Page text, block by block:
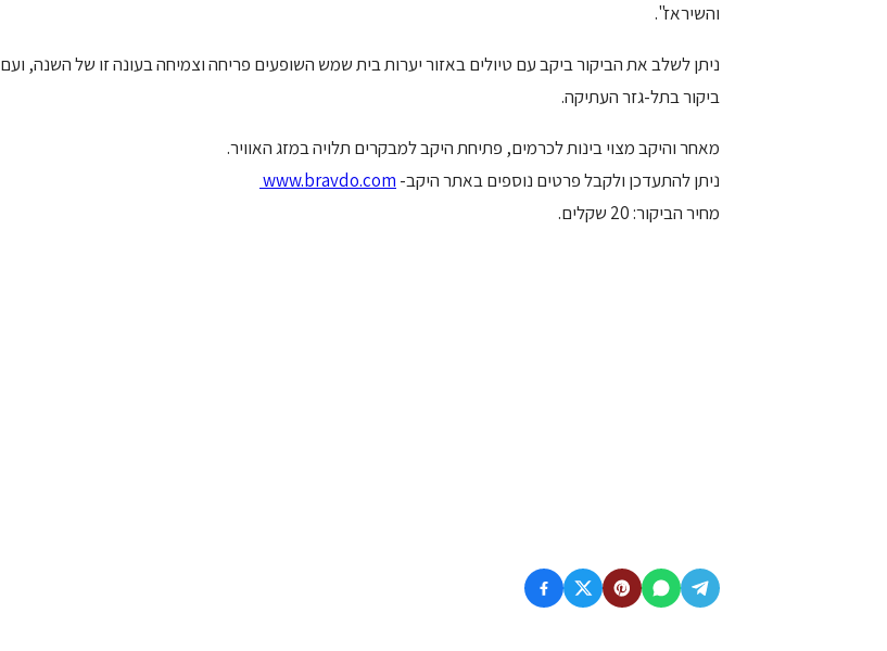
והשיראז".
ניתן לשלב את הביקור ביקב עם טיולים באזור יערות בית שמש השופעים פריחה וצמיחה בעונה זו של השנה, ועם
ביקור בתל-גזר העתיקה.
מאחר והיקב מצוי בינות לכרמים, פתיחת היקב למבקרים תלויה במזג האוויר.
ניתן להתעדכן ולקבל פרטים נוספים באתר היקב- www.bravdo.com
מחיר הביקור: 20 שקלים.